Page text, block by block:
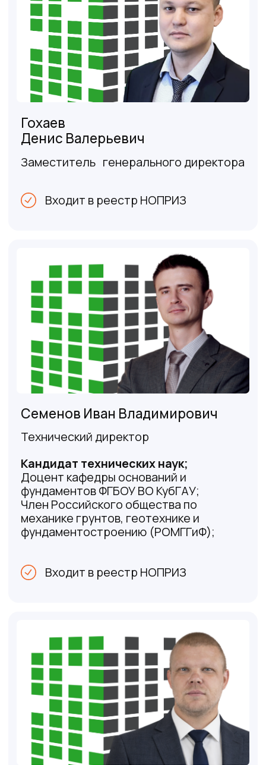
Линии электропередач, трубопроводы,
автомобильные дороги и
железнодорожные пути, всевозможные
сети инженерно-технического
обеспечения
От 60 000 р.
Геотехнические изыскания для
линейных объектов
Оставить заявку
Полный комплекс инструментального
обследования и анализа всех
характеристик местности: от рельефа до
От 50 000 р.
изыскания
изыскания и разработать меры по
уплотнению и усилению грунтов а
также запроектировать мосты и
автомобильные и ж/д магистрали
От 90 000 р.
для мостов и
автомагистралей
Оставить заявку
Проведение геологических изысканий
перед постройкой коттеджа поможет
предостеречь от перекоса стен,
образования трещин и других
дефектов, цена вместе с лабораторией
частных домов и коттеджей
Оставить заявку
Подробнее
От 50 000 р.
проектирования и строительства в
прибрежных зонах